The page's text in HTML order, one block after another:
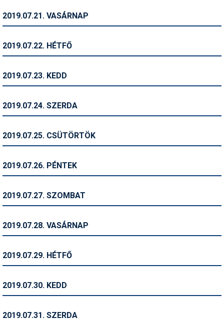
Szakértők
Telemark
Történelem
Utazási tippek
2019.07.21. VASÁRNAP
2019.07.22. HÉTFŐ
2019.07.23. KEDD
2019.07.24. SZERDA
2019.07.25. CSÜTÖRTÖK
2019.07.26. PÉNTEK
2019.07.27. SZOMBAT
2019.07.28. VASÁRNAP
2019.07.29. HÉTFŐ
2019.07.30. KEDD
2019.07.31. SZERDA